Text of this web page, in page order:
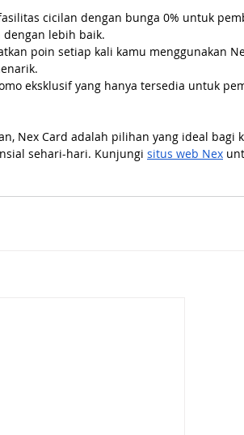
cicilan dengan bunga 0% untuk
lebih baik.
poin setiap kali kamu menggunakan
eksklusif yang hanya tersedia untuk
Nex Card adalah pilihan yang ideal bagi
sehari-hari. Kunjungi situs web Nex